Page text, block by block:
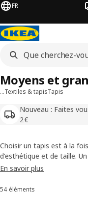
FR
…Textiles & tapisTapis
Nouveau : Faites
2€
Moyens et
Choisir un tapis est à la
d'esthétique et de taille.
accueillante tout en
agréable.
En savoir plus
Trier et filtrer
54 éléments